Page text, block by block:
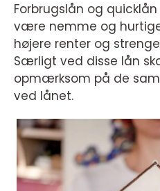
Forbrugslån og
være nemme og
højere renter og
Særligt ved disse lån
opmærksom på de
ved lånet.